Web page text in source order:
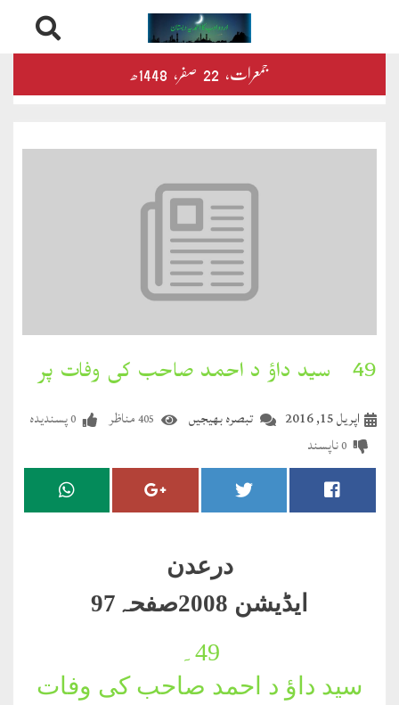
to
جمعرات‬‮، 22 صفر‬،
محمود
بخارِدل
کلام
مضطرؔ
دستِ
49۔ سید داؤ د احمد صاحب کی وفات پر
تبصرہ بھیجیں اپریل 15, 2016 405مناظر 0پسندیدہ
0ناپسند
درعدن
ایڈیشن 2008صفحہ97
49۔
سید داؤ د احمد صاحب کی وفات